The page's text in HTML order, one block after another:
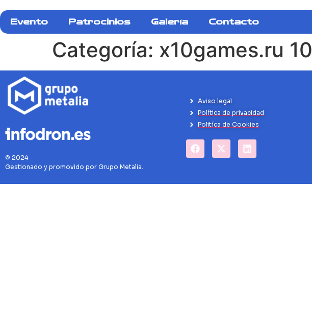
Evento Patrocinios Galería Contacto
Categoría: x10games.ru 10
© 2024
Gestionado y promovido por Grupo Metalia.
Aviso legal
Política de privacidad
Politíca de Cookies